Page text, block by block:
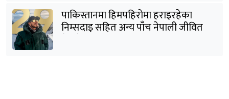
पाकिस्तानमा हिमपहिरोमा हराइरहेका
निम्सदाइ सहित अन्य पाँच नेपाली जीवित
भेटिने आशा कमजोर, युक्तको शव निकालियो